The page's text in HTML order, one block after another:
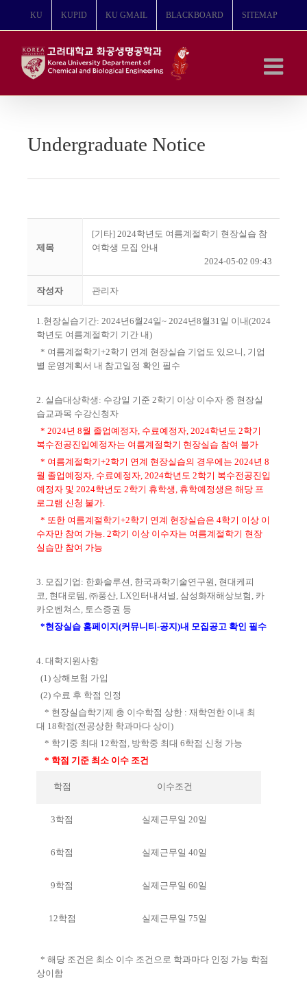
뛰
KU KUPID KU GMAIL BLACKBOARD SITEMAP
Undergraduate Notice
제목
[기타] 2024학년도 여름계절학기 현장실습 참
여학생 모집 안내
2024-05-02 09:43
작성자 관리자
1.현장실습기간: 2024년6월24일~ 2024년8월31일 이내(2024
학년도 여름계절학기 기간 내)
* 여름계절학기+2학기 연계 현장실습 기업도 있으니 , 기업
별 운영계획서 내 참고일정 확인 필수
2. 실습대상학생 : 수강일 기준 2학기 이상 이수자 중 현장실
습교과목 수강신청자
* 2024년 8월 졸업예정자, 수료예정자, 2024학년도 2학기
복수전공진입예정자는 여름계절학기 현장실습 참여 불가
* 여름계절학기+2학기 연계 현장실습의 경우에는 2024년 8
월 졸업예정자, 수료예정자, 2024학년도 2학기 복수전공진입
예정자 및 2024학년도 2학기 휴학생, 휴학예정생은 해당 프
로그램 신청 불가.
* 또한 여름계절학기+2학기 연계 현장실습은 4학기 이상 이
수자만 참여 가능. 2학기 이상 이수자는 여름계절학기 현장
실습만 참여 가능
3. 모집기업 : 한화솔루션 , 한국과학기술연구원 , 현대케피
코, 현대로템 , ㈜풍산, LX인터내셔널 , 삼성화재해상보험 , 카
카오벤쳐스, 토스증권 등
*현장실습 홈페이지 (커뮤니티 -공지 )내 모집공고 확인 필수
4. 대학지원사항
(1) 상해보험 가입
(2) 수료 후 학점 인정
* 현장실습학기제 총 이수학점 상한 : 재학연한 이내 최
대 18학점(전공상한 학과마다 상이)
* 학기중 최대 12학점 , 방학중 최대 6학점 신청 가능
* 학점 기준 최소 이수 조건
학점 이수조건
3학점 실제근무일 20일
6학점 실제근무일 40일
9학점 실제근무일 60일
12학점 실제근무일 75일
* 해당 조건은 최소 이수 조건으로 학과마다 인정 가능 학점
상이함